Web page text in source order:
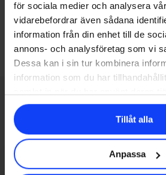
för sociala medier och analysera
vidarebefordrar även sådana
information från din enhet till de
annons- och analysföretag som vi
Dessa kan i sin tur kombinera
information som du har
Tillåt alla
Anpassa
Här
är